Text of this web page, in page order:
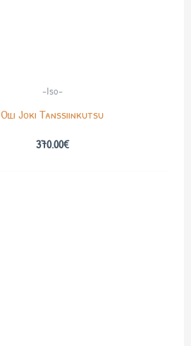
-Iso-
Olli Joki Tanssiinkutsu
370.00€